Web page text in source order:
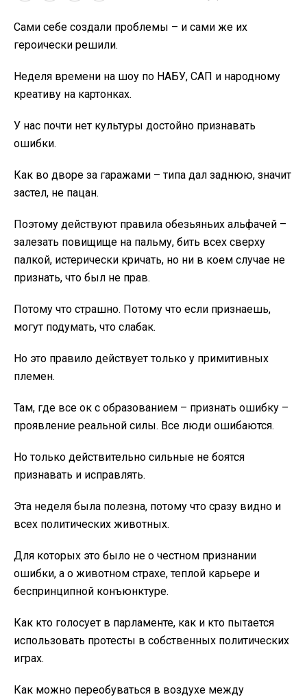
Сами себе создали проблемы – и сами же их
героически решили.
Неделя времени на шоу по НАБУ, САП и народному
креативу на картонках.
У нас почти нет культуры достойно признавать
ошибки.
Как во дворе за гаражами – типа дал заднюю, значит
застел, не пацан.
Поэтому действуют правила обезьяньих альфачей –
залезать повищище на пальму, бить всех сверху
палкой, истерически кричать, но ни в коем случае не
признать, что был не прав.
Потому что страшно. Потому что если признаешь,
могут подумать, что слабак.
Но это правило действует только у примитивных
племен.
Там, где все ок с образованием – признать ошибку –
проявление реальной силы. Все люди ошибаются.
Но только действительно сильные не боятся
признавать и исправлять.
Эта неделя была полезна, потому что сразу видно и
всех политических животных.
Для которых это было не о честном признании
ошибки, а о животном страхе, теплой карьере и
беспринципной конъюнктуре.
Как кто голосует в парламенте, как и кто пытается
использовать протесты в собственных политических
играх.
Как можно переобуваться в воздухе между